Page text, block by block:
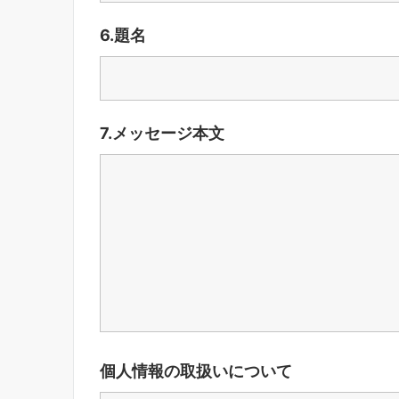
6.題名
7.メッセージ本文
個人情報の取扱いについて